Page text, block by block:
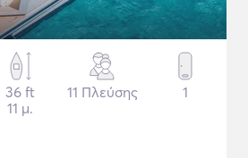
36 ft
11 μ.
11 Πλεύσης 1